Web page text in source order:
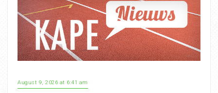
August 9, 2026 at 6:41 am